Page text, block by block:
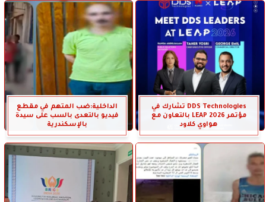
DDS Technologies تشارك في
مؤتمر LEAP 2026 بالتعاون مع
هواوي كلاود
الداخلية:ضب المتهم في مقطع
فيديو بالتعدى بالسب على سيدة
بالإسكندرية